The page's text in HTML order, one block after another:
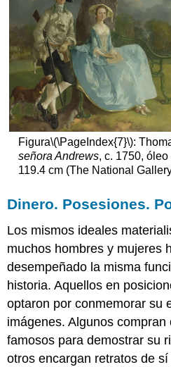
Figura\(\PageIndex{7}\):
señora Andrews, c. 1750,
119.4 cm (The National
Dinero. Posesiones.
Los mismos ideales
muchos hombres y mujeres
desempeñado la misma
historia. Aquellos en
optaron por conmemorar su
imágenes. Algunos
famosos para demostrar su
otros encargan retratos de